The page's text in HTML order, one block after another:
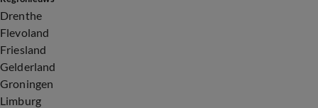
Drenthe
Flevoland
Friesland
Gelderland
Groningen
Limburg